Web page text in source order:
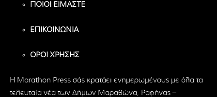
ΠΟΙΟΙ ΕΙΜΑΣΤΕ
ΕΠΙΚΟΙΝΩΝΙΑ
ΟΡΟΙ ΧΡΗΣΗΣ
H Marathon Press σάς κρατάει ενημερωμένους με όλα τα
τελευταία νέα των Δήμων Μαραθώνα, Ραφήνας –